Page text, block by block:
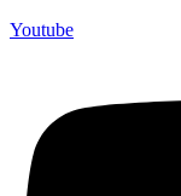
Youtube